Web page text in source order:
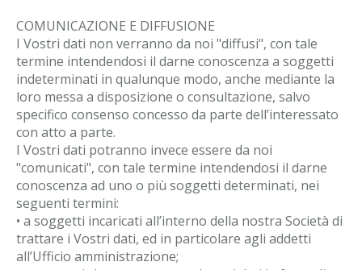
COMUNICAZIONE E DIFFUSIONE
I Vostri dati non verranno da noi "diffusi", con tale
termine intendendosi il darne conoscenza a soggetti
indeterminati in qualunque modo, anche mediante la
loro messa a disposizione o consultazione, salvo
specifico consenso concesso da parte dell’interessato
con atto a parte.
I Vostri dati potranno invece essere da noi
"comunicati", con tale termine intendendosi il darne
conoscenza ad uno o più soggetti determinati, nei
seguenti termini:
• a soggetti incaricati all’interno della nostra Società di
trattare i Vostri dati, ed in particolare agli addetti
all’Ufficio amministrazione;